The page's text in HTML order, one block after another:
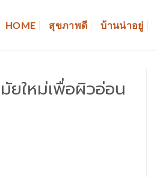
HOME สุขภาพดี บ้านน่าอยู่
ยใหม่เพื่อผิวอ่อน